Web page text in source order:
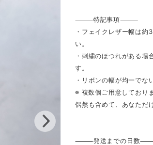
⸻特記事項⸻
・フェイクレザー幅は
い。
・刺繍のほつれがある
す。
・リボンの幅が均一でな
※ 複数個ご用意しており
偶然も含めて、あなただ
⸻発送までの日